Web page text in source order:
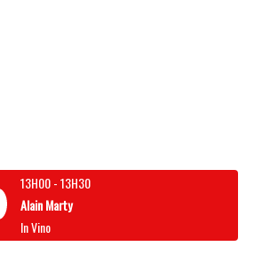
13H00-13H30
Alain Marty
In Vino